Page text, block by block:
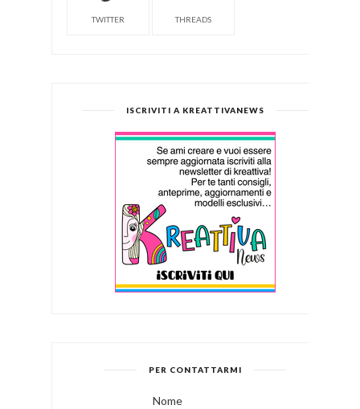
TWITTER THREADS
ISCRIVITI A KREATTIVANEWS
PER CONTATTARMI
Nome